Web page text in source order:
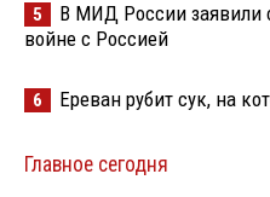
5
В МИД России заявили
войне с Россией
6 Ереван рубит сук, на
Главное сегодня